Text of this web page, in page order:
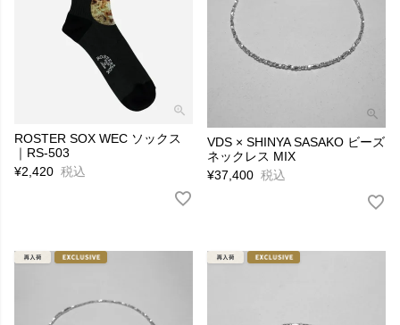
ROSTER SOX WEC ソックス
｜RS-503
¥2,420 税込
VDS × SHINYA SASAKO ビーズ
ネックレス MIX
¥37,400 税込